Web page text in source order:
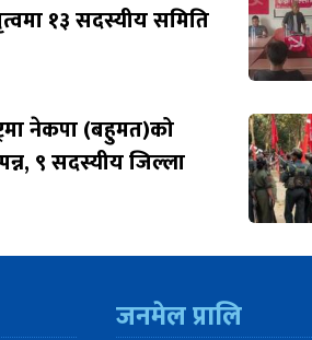
१३ सदस्यीय समिति
नेकपा (बहुमत)को
९ सदस्यीय जिल्ला
जनमेल प्रालि